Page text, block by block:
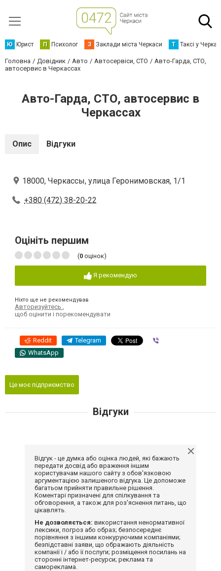
Ю Юрист П Психолог З Заклади міста Черкаси Т Таксі у
Головна Довідник Авто Автосервіси, СТО
Авто-Гарда, СТО,
автосервис в Черкассах
Авто-Гарда, СТО, автосервис в
Черкассах
Опис Відгуки
18000, Черкассы, улица Геронимовская, 1/1
+380 (472) 38-20-22
Оцініть першим
(0 оцінок)
Я рекомендую
Ніхто ще не рекомендував
Авторизуйтесь
щоб оцінити і порекомендувати
Reddit Telegram
WhatsApp
Це моє підприємство
Відгуки
Відгук - це думка або оцінка людей, які бажають
передати досвід або враження іншим
користувачам нашого сайту з обов'язковою
аргументацією залишеного відгука. Це допоможе
багатьом прийняти правильне рішення.
Коментарі призначені для спілкування та
обговорення, а також для роз'яснення питань, що
цікавлять.
Не дозволяється: використання ненормативної
лексики, погроз або образ; безпосереднє
порівняння з іншими конкуруючими компаніями;
безпідставні заяви, що ображають діяльність
компанії і / або її послуги; розміщення посилань на
сторонні інтернет-ресурси; реклама та
самореклама.